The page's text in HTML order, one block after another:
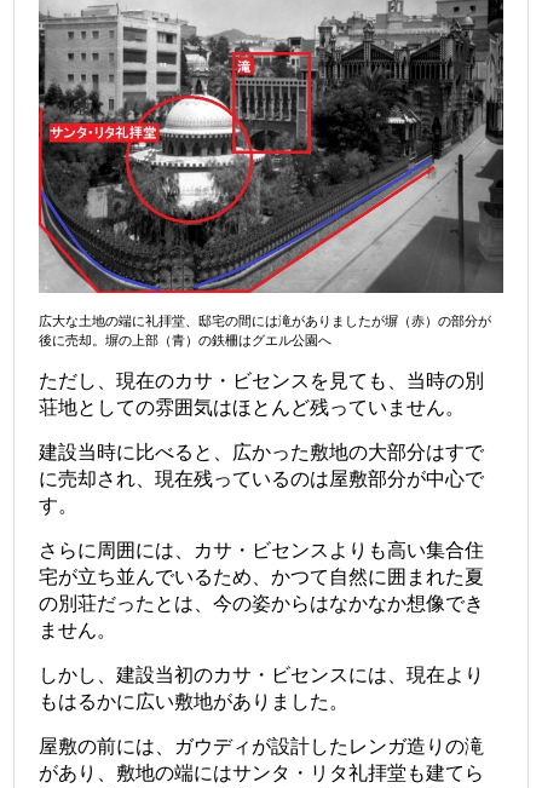
広大な土地の端に礼拝堂、邸宅の間には滝がありましたが塀（赤）の部分が
後に売却。塀の上部（青）の鉄柵はグエル公園へ
ただし、現在のカサ・ビセンスを見ても、当時の別
荘地としての雰囲気はほとんど残っていません。
建設当時に比べると、広かった敷地の大部分はすで
に売却され、現在残っているのは屋敷部分が中心で
す。
さらに周囲には、カサ・ビセンスよりも高い集合住
宅が立ち並んでいるため、かつて自然に囲まれた夏
の別荘だったとは、今の姿からはなかなか想像でき
ません。
しかし、建設当初のカサ・ビセンスには、現在より
もはるかに広い敷地がありました。
屋敷の前には、ガウディが設計したレンガ造りの滝
があり、敷地の端にはサンタ・リタ礼拝堂も建てら